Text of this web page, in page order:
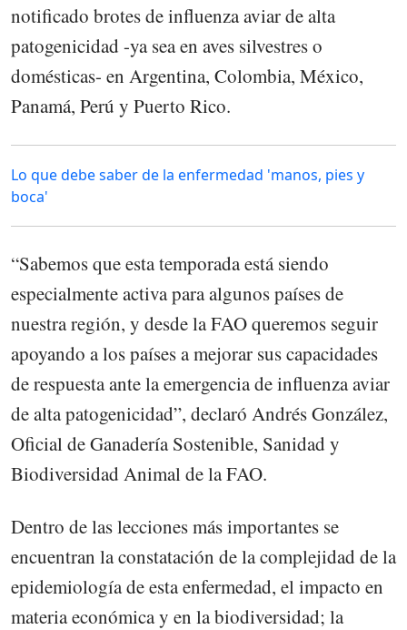
notificado brotes de influenza aviar de alta
patogenicidad -ya sea en aves silvestres o
domésticas- en Argentina, Colombia, México,
Panamá, Perú y Puerto Rico.
Lo que debe saber de la enfermedad 'manos, pies y
boca'
“Sabemos que esta temporada está siendo
especialmente activa para algunos países de
nuestra región, y desde la FAO queremos seguir
apoyando a los países a mejorar sus capacidades
de respuesta ante la emergencia de influenza aviar
de alta patogenicidad”, declaró Andrés González,
Oficial de Ganadería Sostenible, Sanidad y
Biodiversidad Animal de la FAO.
Dentro de las lecciones más importantes se
encuentran la constatación de la complejidad de la
epidemiología de esta enfermedad, el impacto en
materia económica y en la biodiversidad; la